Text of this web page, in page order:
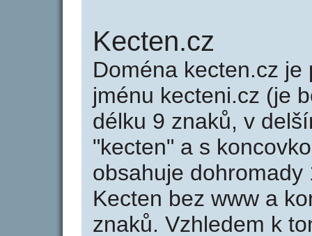
Kecten.cz
Doména kecten.cz
jménu kecteni.cz (je
délku 9 znaků, v
"kecten" a s
obsahuje
Kecten bez www a
znaků. Vzhledem k